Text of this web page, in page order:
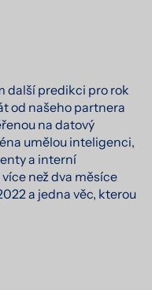
další predikci pro rok
od našeho partnera
na datový
umělou inteligenci,
a interní
než dva měsíce
a jedna věc, kterou